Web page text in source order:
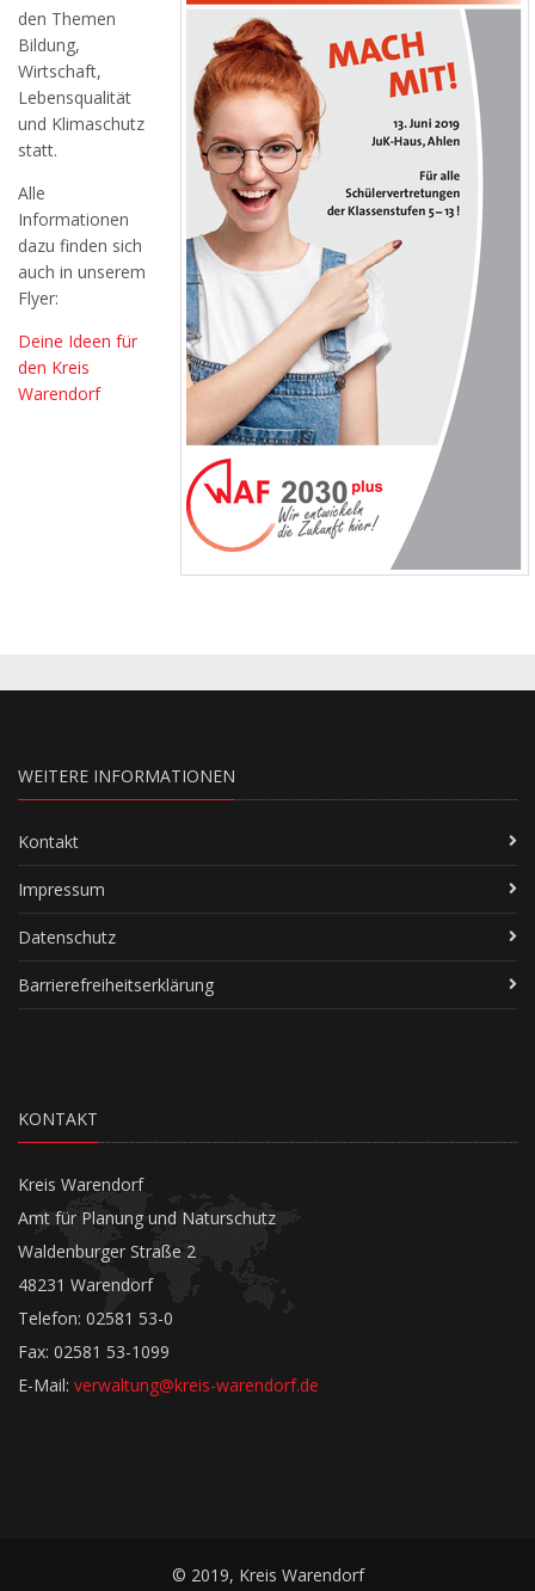
den Themen
Bildung,
Wirtschaft,
Lebensqualität
und Klimaschutz
statt.
Alle
Informationen
dazu finden sich
auch in unserem
Flyer:
Deine Ideen für
den Kreis
Warendorf
WEITERE INFORMATIONEN
Kontakt
Impressum
Datenschutz
Barrierefreiheitserklärung
KONTAKT
Kreis Warendorf
Amt für Planung und Naturschutz
Waldenburger Straße 2
48231 Warendorf
Telefon: 02581 53-0
Fax: 02581 53-1099
E-Mail: verwaltung@kreis-warendorf.de
© 2019, Kreis Warendorf